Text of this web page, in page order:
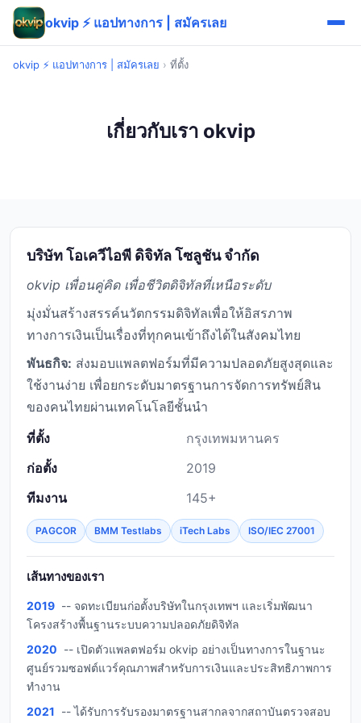
okvip ⚡ แอปทางการ | สมัครเลย
okvip ⚡ แอปทางการ | สมัครเลย › ที่ตั้ง
เกี่ยวกับเรา okvip
บริษัท โอเควีไอพี ดิจิทัล โซลูชัน จำกัด
okvip เพื่อนคู่คิด เพื่อชีวิตดิจิทัลที่เหนือระดับ
มุ่งมั่นสร้างสรรค์นวัตกรรมดิจิทัลเพื่อให้อิสรภาพ
ทางการเงินเป็นเรื่องที่ทุกคนเข้าถึงได้ในสังคมไทย
พันธกิจ: ส่งมอบแพลตฟอร์มที่มีความปลอดภัยสูงสุดและ
ใช้งานง่าย เพื่อยกระดับมาตรฐานการจัดการทรัพย์สิน
ของคนไทยผ่านเทคโนโลยีชั้นนำ
ที่ตั้ง
กรุงเทพมหานคร
ก่อตั้ง
2019
ทีมงาน
145+
PAGCOR BMM Testlabs iTech Labs ISO/IEC 27001
เส้นทางของเรา
2019 -- จดทะเบียนก่อตั้งบริษัทในกรุงเทพฯ และเริ่มพัฒนา
โครงสร้างพื้นฐานระบบความปลอดภัยดิจิทัล
2020 -- เปิดตัวแพลตฟอร์ม okvip อย่างเป็นทางการในฐานะ
ศูนย์รวมซอฟต์แวร์คุณภาพสำหรับการเงินและประสิทธิภาพการ
ทำงาน
2021 -- ได้รับการรับรองมาตรฐานสากลจากสถาบันตรวจสอบ